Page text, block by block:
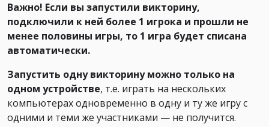
Важно! Если вы запустили викторину,
подключили к ней более 1 игрока и прошли не
менее половины игры, то 1 игра будет списана
автоматически.
Запустить одну викторину можно только на
одном устройстве, т.е. играть на нескольких
компьютерах одновременно в одну и ту же игру с
одними и теми же участниками — не получится.